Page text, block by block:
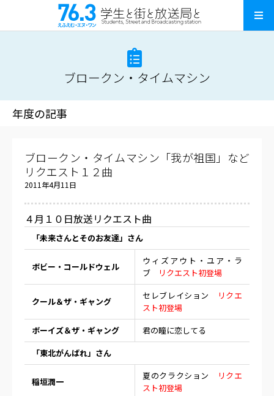
ブロークン・タイムマシン
年度の記事
ブロークン・タイムマシン「我が祖国」など
リクエスト１２曲
2011年4月11日
４月１０日放送リクエスト曲
「未来さんとそのお友達」さん
ボビー・コールドウェル
ウィズアウト・ユア・ラ
ブ
リクエスト初登場
クール＆ザ・ギャング
セレブレイション
リクエ
スト初登場
ボーイズ＆ザ・ギャング
君の瞳に恋してる
「東北がんばれ」さん
稲垣潤一
夏のクラクション
リクエ
スト初登場